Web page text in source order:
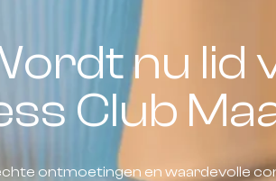
nu lid
Club
ontmoetingen en waardevolle